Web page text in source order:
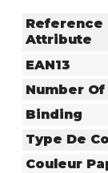
Reference
Attribute
EAN13
Number
Binding
Type De
Couleur